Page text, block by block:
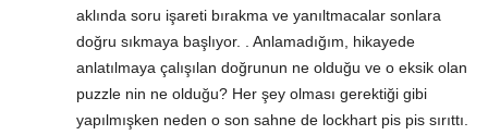
aklında soru işareti bırakma ve yanıltmacalar sonlara
doğru sıkmaya başlıyor. . Anlamadığım, hikayede
anlatılmaya çalışılan doğrunun ne olduğu ve o eksik olan
puzzle nin ne olduğu? Her şey olması gerektiği gibi
yapılmışken neden o son sahne de lockhart pis pis sırıttı.